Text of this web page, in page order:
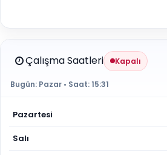
Çalışma Saatleri Kapalı
Bugün: Pazar • Saat:15:31
Pazartesi
Salı